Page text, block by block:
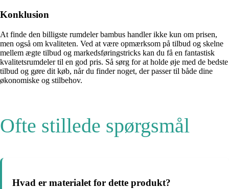
Konklusion
At finde den billigste rumdeler bambus handler ikke kun om prisen,
men også om kvaliteten. Ved at være opmærksom på tilbud og skelne
mellem ægte tilbud og markedsføringstricks kan du få en fantastisk
kvalitetsrumdeler til en god pris. Så sørg for at holde øje med de bedste
tilbud og gøre dit køb, når du finder noget, der passer til både dine
økonomiske og stilbehov.
Ofte stillede spørgsmål
Hvad er materialet for dette produkt?